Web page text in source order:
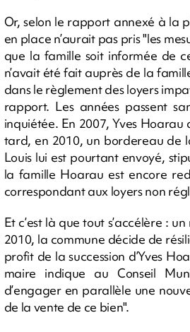
Or, selon le rapport annexé à la
en place n’aurait pas pris "les
que la famille soit informée de
n’avait été fait auprès de la
dans le règlement des loyers
rapport. Les années passent
inquiétée. En 2007, Yves Hoarau
tard, en 2010, un bordereau de
Louis lui est pourtant envoyé,
la famille Hoarau est encore
correspondant aux loyers non
Et c’est là que tout s’accélère :
2010, la commune décide de
profit de la succession d’Yves
maire indique au Conseil
d’engager en parallèle une
de la vente de ce bien".